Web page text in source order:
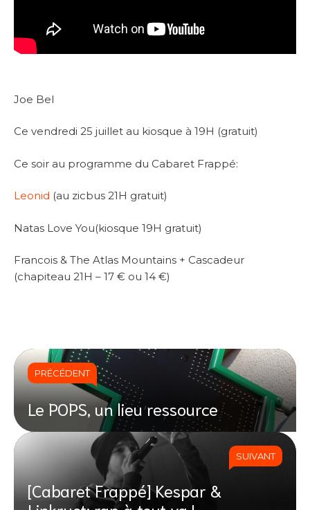
Joe Bel
Ce vendredi 25 juillet au kiosque à 19H (gratuit)
Ce soir au programme du Cabaret Frappé:
Leonid (au zicbus 21H gratuit)
Natas Love You(kiosque 19H gratuit)
Francois & The Atlas Mountains + Cascadeur
(chapiteau 21H – 17 € ou 14 €)
PRÉCÉDENT
Le POPS, un lieu ressource
SUIVANT
[Cabaret Frappé] Kespar &